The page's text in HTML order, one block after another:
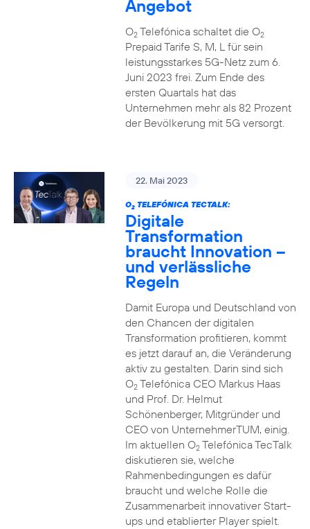
Angebot
O2Telefónica schaltet die O2
Prepaid Tarife S, M, L für sein
leistungsstarkes 5G-Netz zum 6.
Juni 2023 frei. Zum Ende des
ersten Quartals hat das
Unternehmen mehr als 82 Prozent
der Bevölkerung mit 5G versorgt.
22. Mai 2023
O2TELEFÓNICA TECTALK:
Digitale
Transformation
braucht Innovation –
und verlässliche
Regeln
Damit Europa und Deutschland von
den Chancen der digitalen
Transformation profitieren, kommt
es jetzt darauf an, die Veränderung
aktiv zu gestalten. Darin sind sich
O2Telefónica CEO Markus Haas
und Prof. Dr. Helmut
Schönenberger, Mitgründer und
CEO von UnternehmerTUM, einig.
Im aktuellen O2Telefónica TecTalk
diskutieren sie, welche
Rahmenbedingungen es dafür
braucht und welche Rolle die
Zusammenarbeit innovativer Start-
ups und etablierter Player spielt.